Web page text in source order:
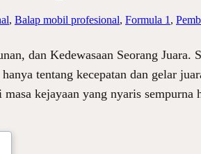
, Balap mobil profesional, Formula 1 ,
dan Kedewasaan Seorang
tentang kecepatan dan gelar
kejayaan yang nyaris